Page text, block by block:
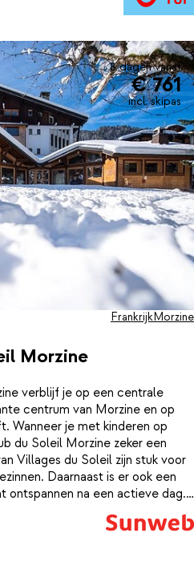
het restaurant wacht een
kamer, waar je rustig kunt
wat je hebt beleefd.8 dagen vanaf
€ 761
incl. skipas
Morzine
FrankrijkMorzine
verblijf je op een centrale
centrum van Morzine en op
Wanneer je met kinderen op
du Soleil Morzine zeker een
Villages du Soleil zijn stuk voor
Daarnaast is er ook een
ontspannen na een actieve dag.
netjes ingericht. Voor het eten
waar de smakelijke maaltijden al